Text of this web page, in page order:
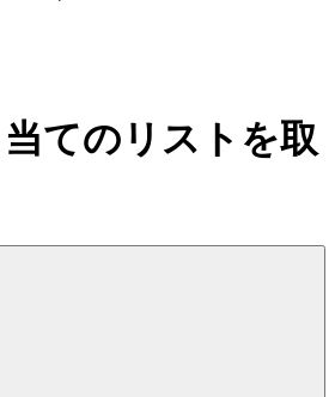
てのリストを取